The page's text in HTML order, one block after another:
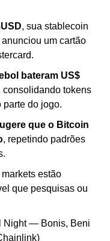
, sua stablecoin
um cartão
bateram US$
consolidando tokens
parte do jogo.
que o Bitcoin
, repetindo padrões
estão
que pesquisas ou
Night — Bonis, Beni